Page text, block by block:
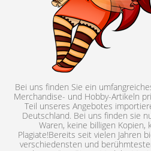
Bei uns finden Sie ein
Merchandise- und Hobby-Artikeln
Teil unseres Angebotes
Deutschland. Bei uns finden sie
Waren, keine billigen Kopien,
Plagiate!Bereits seit vielen Jahren
verschiedensten und